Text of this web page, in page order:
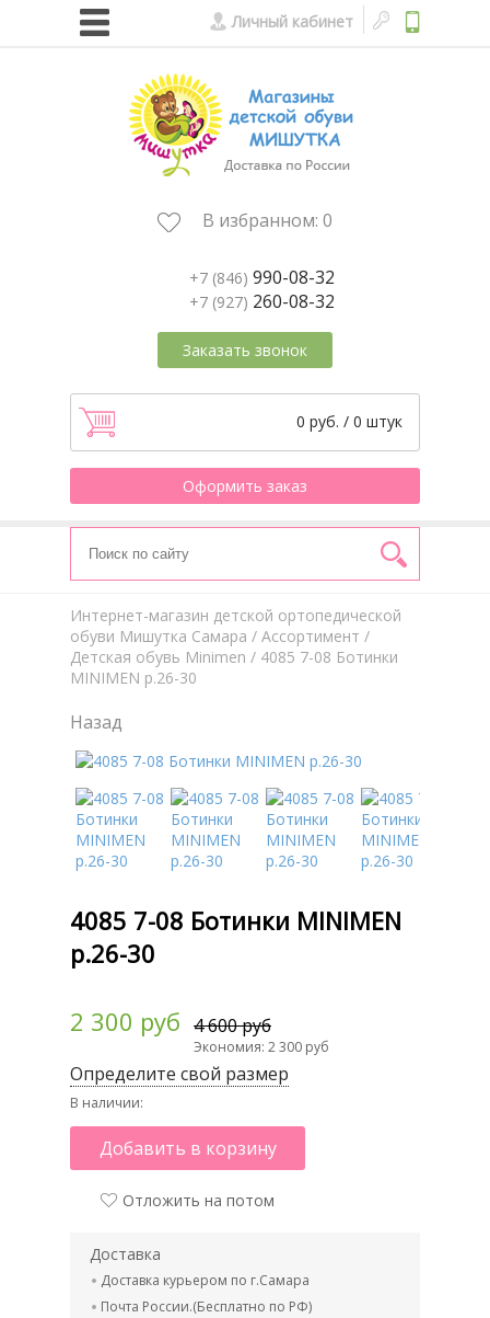
Личный кабинет
В избранном: 0
+7 (846) 990-08-32
+7 (927) 260-08-32
Заказать звонок
0 руб. / 0 штук
Оформить заказ
Интернет-магазин детской ортопедической
обуви Мишутка Самара / Aссортимент /
Детская обувь Minimen / 4085 7-08 Ботинки
MINIMEN р.26-30
Назад
4085 7-08 Ботинки MINIMEN
р.26-30
2 300 руб 4 600 руб
Экономия: 2 300 руб
Определите свой размер
В наличии:
Добавить в корзину
Отложить на потом
Доставка
Доставка курьером по г.Самара
Почта России.(Бесплатно по РФ)